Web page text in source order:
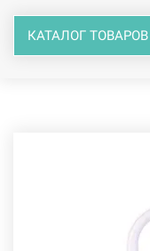
КАТАЛОГ ТОВАРОВ